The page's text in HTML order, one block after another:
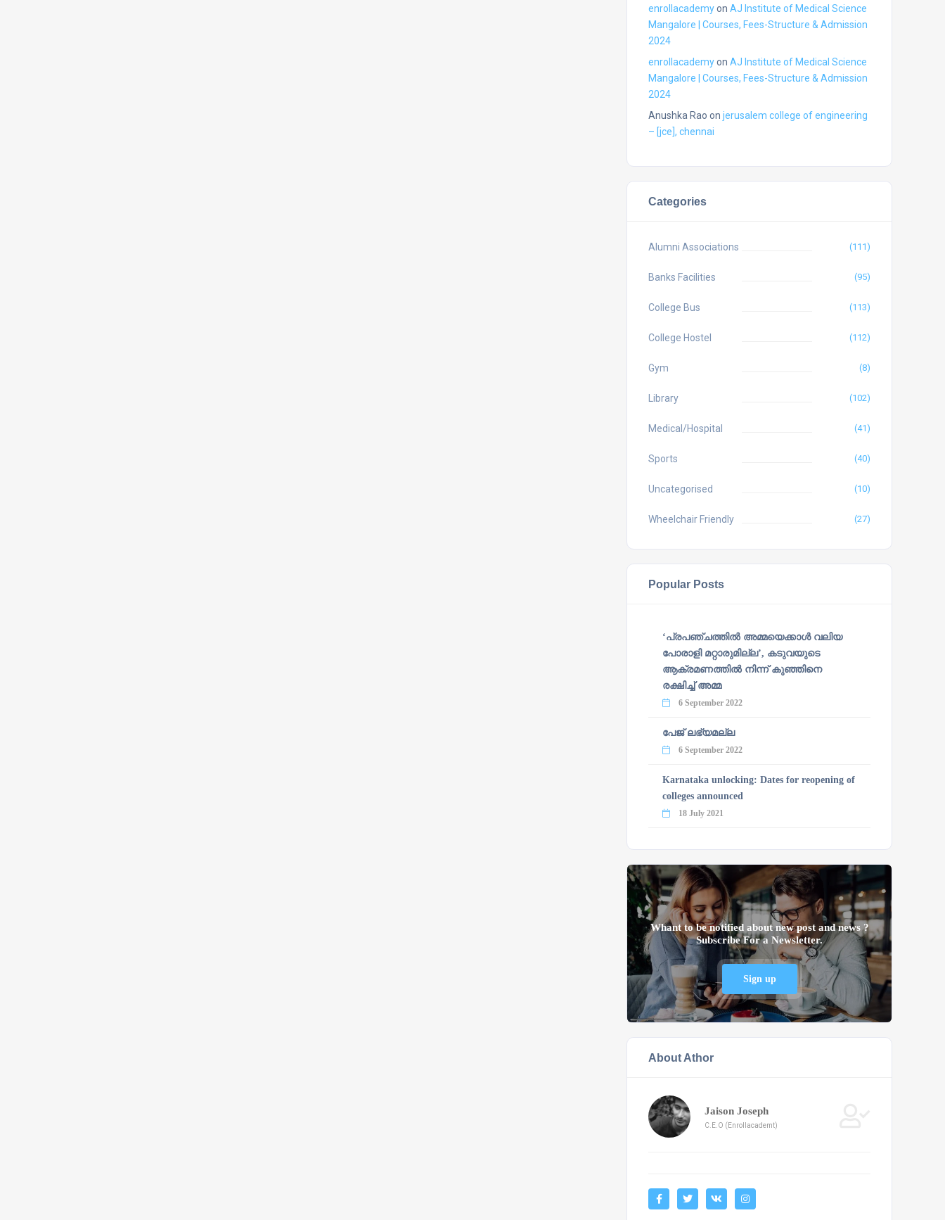
enrollacademyon AJ Institute of Medical Science
Mangalore | Courses, Fees-Structure & Admission
2024
enrollacademyon AJ Institute of Medical Science
Mangalore | Courses, Fees-Structure & Admission
2024
Anushka Rao on jerusalem college of engineering
– [jce], chennai
Categories
Alumni Associations (111)
Banks Facilities (95)
College Bus (113)
College Hostel (112)
Gym (8)
Library (102)
Medical/Hospital (41)
Sports (40)
Uncategorised (10)
Wheelchair Friendly (27)
Popular Posts
‘പ്രപഞ്ചത്തില്‍ അമ്മയെക്കാള്‍ വലിയ
പോരാളി മറ്റാരുമില്ല’, കടുവയുടെ
ആക്രമണത്തില്‍ നിന്ന് കുഞ്ഞിനെ
രക്ഷിച്ച് അമ്മ
6 September 2022
പേജ് ലഭ്യമല്ല
6 September 2022
Karnataka unlocking: Dates for reopening of
colleges announced
18 July 2021
Whant to be notified about new post and news ?
Subscribe For a Newsletter.
Sign up
About Athor
Jaison Joseph
C.E.O (Enrollacademt)